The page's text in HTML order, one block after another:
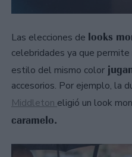
Las elecciones de looks
celebridades ya que permite
estilo del mismo color
accesorios. Por ejemplo, la
Middletoneligió un look
caramelo.